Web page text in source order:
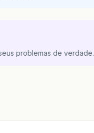
problemas de verdade.